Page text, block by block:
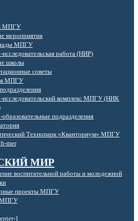
МПГУ
мероприятия
МПГУ
работа (НИР)
школы
советы
МПГУ
исследовательский комплекс МПГУ (НИК
подразделения
Технопарк «Кванториум» МПГУ
МИР
воспитательной работы и молодежной
проекты МПГУ
МПГУ